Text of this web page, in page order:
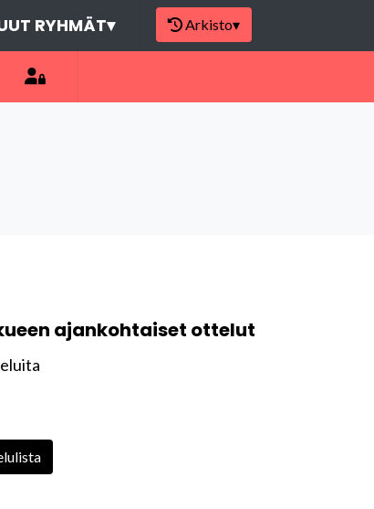
RYHMÄT▾ Arkisto▾
ajankohtaiset ottelut